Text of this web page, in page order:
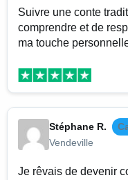
Suivre une conte
comprendre et de
ma touche
Stéphane R.
Vendeville
Je rêvais de devenir